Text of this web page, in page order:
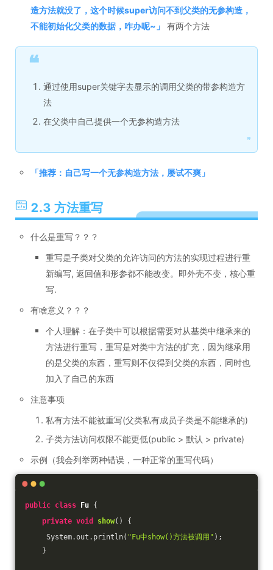
造方法就没了，这个时候super访问不到父类的无参构造，
不能初始化父类的数据，咋办呢~ 」 有两个方法
❝
通过使用super关键字去显示的调用父类的带参构造方
法
在父类中自己提供一个无参构造方法
❞
「推荐：自己写一个无参构造方法，屡试不爽 」
2.3 方法重写
什么是重写？？？
重写是子类对父类的允许访问的方法的实现过程进行重
新编写, 返回值和形参都不能改变。即外壳不变，核心重
写.
有啥意义？？？
个人理解：在子类中可以根据需要对从基类中继承来的
方法进行重写，重写是对类中方法的扩充，因为继承用
的是父类的东西，重写则不仅得到父类的东西，同时也
加入了自己的东西
注意事项
私有方法不能被重写(父类私有成员子类是不能继承的)
子类方法访问权限不能更低(public > 默认 > private)
示例（我会列举两种错误，一种正常的重写代码）
public class Fu {
private void show()
{
System.out.println( "Fu中show()方法被调用" );
}